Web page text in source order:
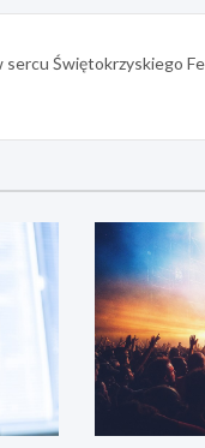
sercu Świętokrzyskiego